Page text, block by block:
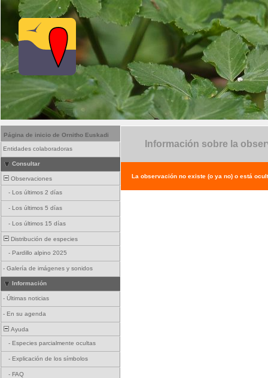
Página de inicio de Ornitho Euskadi
Entidades colaboradoras
Consultar
Observaciones
- Los últimos 2 días
- Los últimos 5 días
- Los últimos 15 días
Distribución de especies
- Pardillo alpino 2025
- Galería de imágenes y sonidos
Información
- Últimas noticias
- En su agenda
Ayuda
- Especies parcialmente ocultas
- Explicación de los símbolos
- FAQ
Información sobre la
La observación no existe (o ya no) o está